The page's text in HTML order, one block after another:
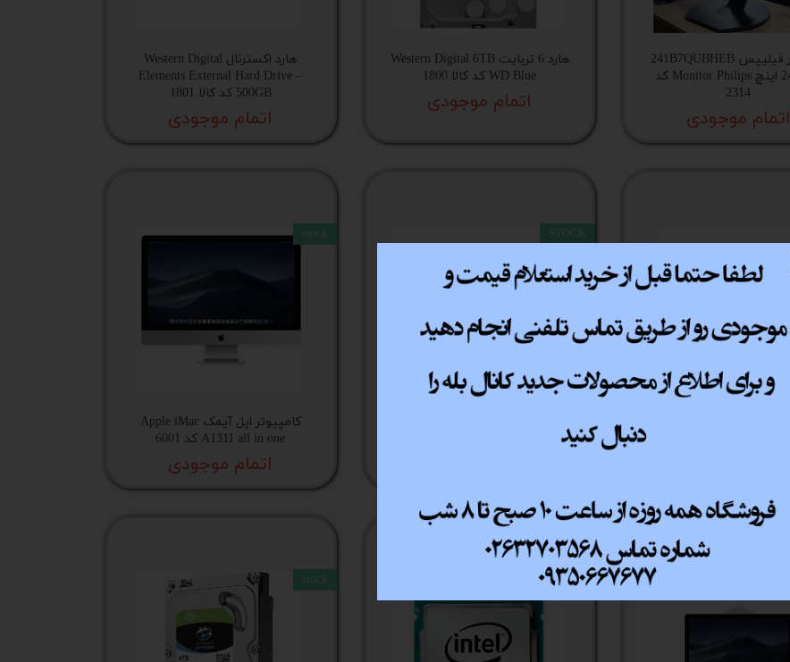
مانیتور فیلیپس 241B7QUBHEB
سایز 24 اینچ Monitor Philips کد
2314
اتمام موجودی
هارد 6 تربایت Western Digital 6TB
WD Blue کد کالا 1800
اتمام موجودی
هارد اکسترنال Western Digital
Elements External Hard Drive –
500GB کد کالا 1801
اتمام موجودی
AVA Mid-Tower Case کد کالا 5576
STOCK
کامپیوتر اپل آیمک Apple iMac
A1311 all in one کد 6001
اتمام موجودی
stock
stock